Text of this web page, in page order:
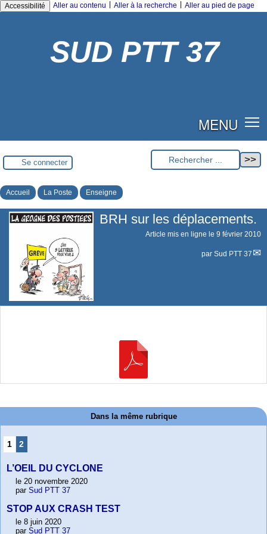
Accessibilité Aller au contenu Aller à la recherche Aller au pied de page
SUD PTT 37
MENU
Se connecter
Accueil La Poste Enseigne
BRH sur les déplacements.
Article mis en ligne le 9 février 2010
par Sud PTT 37
Dans la même rubrique
1 2
L’OEIL DU CYCLONE
le 20 novembre 2020
par Sud PTT 37
STOP AUX CRASH TEST
le 8 juin 2020
par Sud PTT 37